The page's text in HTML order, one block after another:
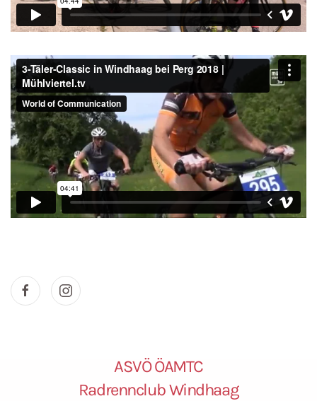
ASVÖ ÖAMTC
Radrennclub Windhaag